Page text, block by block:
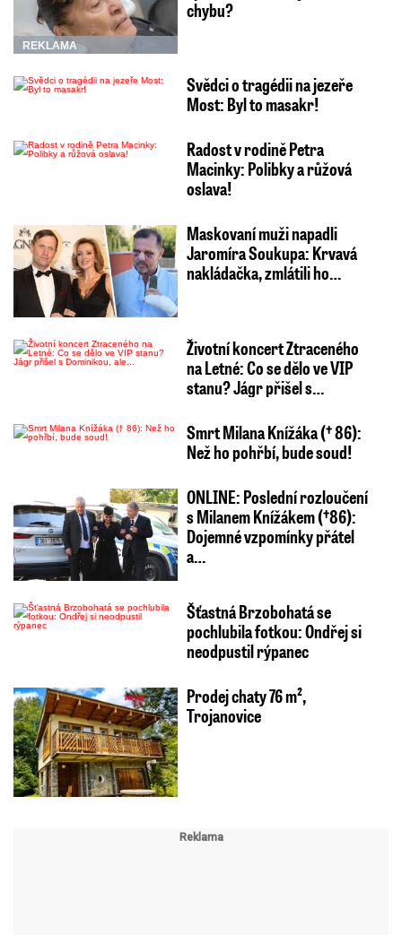
REKLAMA
chybu?
Svědci o tragédii na jezeře
Most: Byl to masakr!
Radost v rodině Petra
Macinky: Polibky a růžová
oslava!
Maskovaní muži napadli
Jaromíra Soukupa: Krvavá
nakládačka, zmlátili ho…
Životní koncert Ztraceného
na Letné: Co se dělo ve VIP
stanu? Jágr přišel s…
Smrt Milana Knížáka († 86):
Než ho pohřbí, bude soud!
ONLINE: Poslední rozloučení
s Milanem Knížákem (†86):
Dojemné vzpomínky přátel
a…
Šťastná Brzobohatá se
pochlubila fotkou: Ondřej si
neodpustil rýpanec
Prodej chaty 76 m²,
Trojanovice